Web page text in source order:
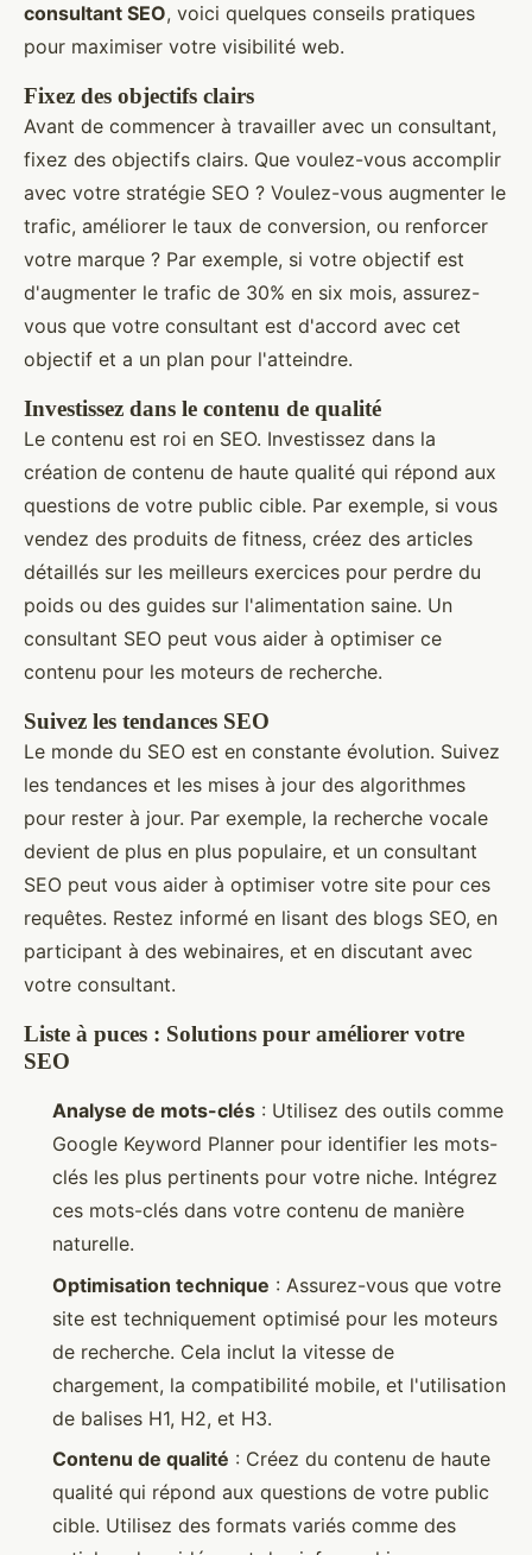
consultant SEO, voici quelques conseils pratiques
pour maximiser votre visibilité web.
Fixez des objectifs clairs
Avant de commencer à travailler avec un consultant,
fixez des objectifs clairs. Que voulez-vous accomplir
avec votre stratégie SEO ? Voulez-vous augmenter le
trafic, améliorer le taux de conversion, ou renforcer
votre marque ? Par exemple, si votre objectif est
d'augmenter le trafic de 30% en six mois, assurez-
vous que votre consultant est d'accord avec cet
objectif et a un plan pour l'atteindre.
Investissez dans le contenu de qualité
Le contenu est roi en SEO. Investissez dans la
création de contenu de haute qualité qui répond aux
questions de votre public cible. Par exemple, si vous
vendez des produits de fitness, créez des articles
détaillés sur les meilleurs exercices pour perdre du
poids ou des guides sur l'alimentation saine. Un
consultant SEO peut vous aider à optimiser ce
contenu pour les moteurs de recherche.
Suivez les tendances SEO
Le monde du SEO est en constante évolution. Suivez
les tendances et les mises à jour des algorithmes
pour rester à jour. Par exemple, la recherche vocale
devient de plus en plus populaire, et un consultant
SEO peut vous aider à optimiser votre site pour ces
requêtes. Restez informé en lisant des blogs SEO, en
participant à des webinaires, et en discutant avec
votre consultant.
Liste à puces : Solutions pour améliorer votre
SEO
Analyse de mots-clés : Utilisez des outils comme
Google Keyword Planner pour identifier les mots-
clés les plus pertinents pour votre niche. Intégrez
ces mots-clés dans votre contenu de manière
naturelle.
Optimisation technique : Assurez-vous que votre
site est techniquement optimisé pour les moteurs
de recherche. Cela inclut la vitesse de
chargement, la compatibilité mobile, et l'utilisation
de balises H1, H2, et H3.
Contenu de qualité : Créez du contenu de haute
qualité qui répond aux questions de votre public
cible. Utilisez des formats variés comme des